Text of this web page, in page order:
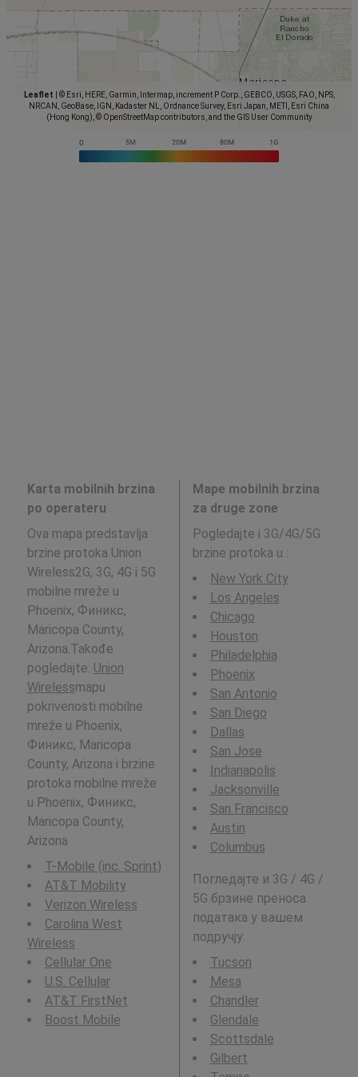
Leaflet
© Esri, HERE, Garmin, Intermap, increment P Corp., GEBCO, USGS, FAO, NPS,
NRCAN, GeoBase, IGN, Kadaster NL, Ordnance Survey, Esri Japan, METI, Esri China
(Hong Kong), © OpenStreetMap contributors, and the GIS User Community
Karta mobilnih brzina
po operateru
Ova mapa predstavlja
brzine protoka Union
Wireless2G, 3G, 4G i 5G
mobilne mreže u
Phoenix, Финикс,
Maricopa County,
Arizona.Takođe
pogledajte: Union
Wirelessmapu
pokrivenosti mobilne
mreže u Phoenix,
Финикс, Maricopa
County, Arizona i brzine
protoka mobilne mreže
u Phoenix, Финикс,
Maricopa County,
Arizona
T-Mobile (inc. Sprint)
AT&T Mobility
Verizon Wireless
Carolina West
Wireless
Cellular One
U.S. Cellular
AT&T FirstNet
Boost Mobile
Mape mobilnih brzina
za druge zone
Pogledajte i 3G/4G/5G
brzine protoka u :
New York City
Los Angeles
Chicago
Houston
Philadelphia
Phoenix
San Antonio
San Diego
Dallas
San Jose
Indianapolis
Jacksonville
San Francisco
Austin
Columbus
Погледајте и 3G / 4G /
5G брзине преноса
података у вашем
подручју:
Tucson
Mesa
Chandler
Glendale
Scottsdale
Gilbert